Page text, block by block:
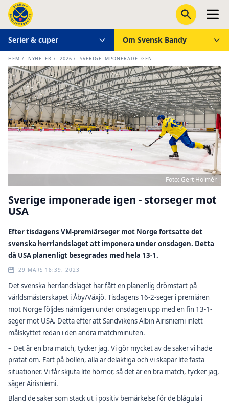
Serier & cuper Om Svensk Bandy
HEM / NYHETER / 2026 / SVERIGE IMPONERADE IGEN -...
Foto: Gert Holmér
Sverige imponerade igen - storseger mot
USA
Efter tisdagens VM-premiärseger mot Norge fortsatte det
svenska herrlandslaget att imponera under onsdagen. Detta
då USA planenligt besegrades med hela 13-1.
29 MARS 18:39, 2023
Det svenska herrlandslaget har fått en planenlig drömstart på
världsmästerskapet i Åby/Växjö. Tisdagens 16-2-seger i premiären
mot Norge följdes nämligen under onsdagen upp med en fin 13-1-
seger mot USA. Detta efter att Sandvikens Albin Airisniemi inlett
målskyttet redan i den andra matchminuten.
– Det är en bra match, tycker jag. Vi gör mycket av de saker vi hade
pratat om. Fart på bollen, alla är delaktiga och vi skapar lite fasta
situationer. Vi får skjuta lite hörnor, så det är en bra match, tycker jag,
säger Airisniemi.
Bland de saker som stack ut i positiv bemärkelse för de blågula i